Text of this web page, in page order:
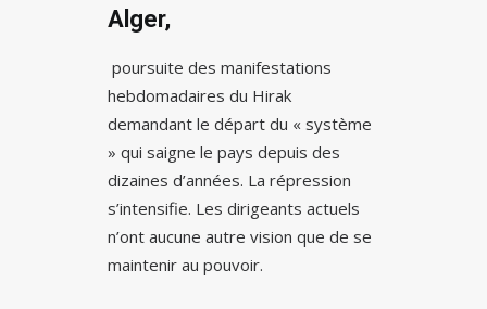
Alger,
poursuite des manifestations
hebdomadaires du Hirak
demandant le départ du « système
» qui saigne le pays depuis des
dizaines d’années. La répression
s’intensifie. Les dirigeants actuels
n’ont aucune autre vision que de se
maintenir au pouvoir.